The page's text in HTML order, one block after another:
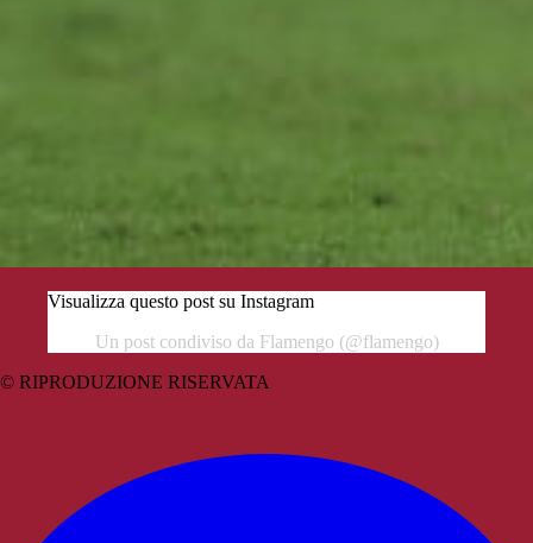
Visualizza questo post su Instagram
Un post condiviso da Flamengo (@flamengo)
© RIPRODUZIONE RISERVATA